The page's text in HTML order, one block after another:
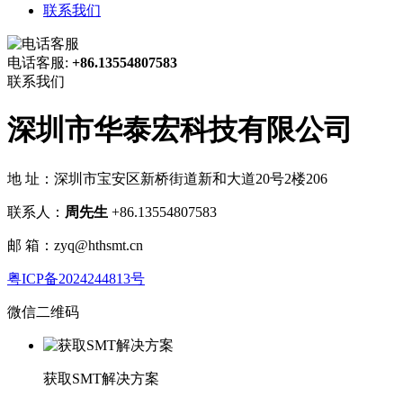
联系我们
电话客服: +86.13554807583
联系我们
深圳市华泰宏科技有限公司
地 址：深圳市宝安区新桥街道新和大道20号2楼206
联系人： 周先生 +86.13554807583
邮 箱：zyq@hthsmt.cn
粤ICP备2024244813号
微信二维码
获取SMT解决方案